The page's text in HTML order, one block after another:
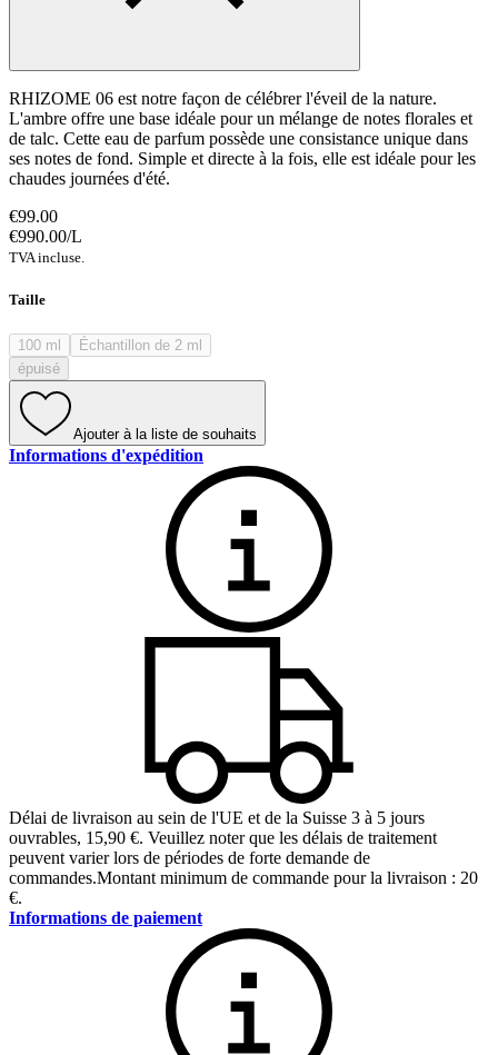
RHIZOME 06 est notre façon de célébrer l'éveil de la nature.
L'ambre offre une base idéale pour un mélange de notes florales et
de talc. Cette eau de parfum possède une consistance unique dans
ses notes de fond. Simple et directe à la fois, elle est idéale pour les
chaudes journées d'été.
€99.00
€990.00/L
TVA incluse.
Taille
100 ml
Échantillon de 2 ml
épuisé
Ajouter à la liste de souhaits
Informations d'expédition
Délai de livraison au sein de l'UE et de la Suisse 3 à 5 jours
ouvrables, 15,90 €. Veuillez noter que les délais de traitement
peuvent varier lors de périodes de forte demande de
commandes.Montant minimum de commande pour la livraison : 20
€.
Informations de paiement